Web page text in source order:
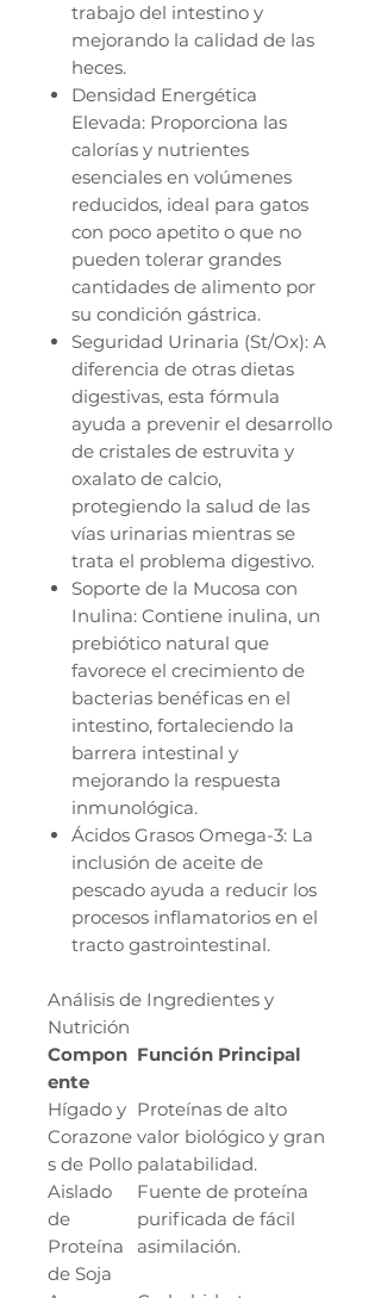
trabajo del intestino y
mejorando la calidad de las
heces.
Densidad Energética
Elevada: Proporciona las
calorías y nutrientes
esenciales en volúmenes
reducidos, ideal para gatos
con poco apetito o que no
pueden tolerar grandes
cantidades de alimento por
su condición gástrica.
Seguridad Urinaria (St/Ox): A
diferencia de otras dietas
digestivas, esta fórmula
ayuda a prevenir el desarrollo
de cristales de estruvita y
oxalato de calcio,
protegiendo la salud de las
vías urinarias mientras se
trata el problema digestivo.
Soporte de la Mucosa con
Inulina: Contiene inulina, un
prebiótico natural que
favorece el crecimiento de
bacterias benéficas en el
intestino, fortaleciendo la
barrera intestinal y
mejorando la respuesta
inmunológica.
Ácidos Grasos Omega-3: La
inclusión de aceite de
pescado ayuda a reducir los
procesos inflamatorios en el
tracto gastrointestinal.
Análisis de Ingredientes y
Nutrición
Compon
ente
Función Principal
Hígado y
Corazone
s de Pollo
Proteínas de alto
valor biológico y gran
palatabilidad.
Aislado
de
Proteína
de Soja
Fuente de proteína
purificada de fácil
asimilación.